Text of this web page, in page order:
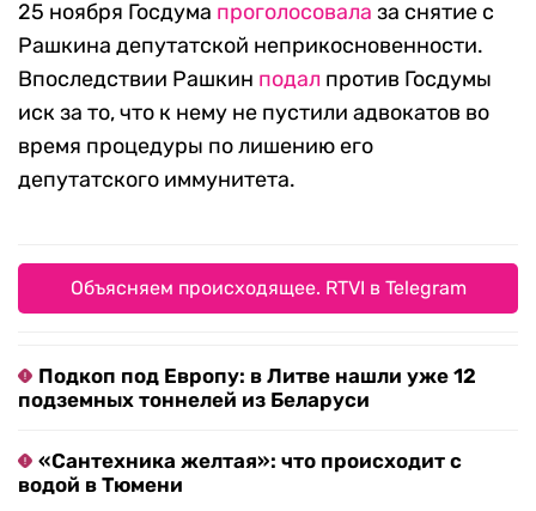
25 ноября Госдума проголосовала за снятие с
Рашкина депутатской неприкосновенности.
Впоследствии Рашкин подал против Госдумы
иск за то, что к нему не пустили адвокатов во
время процедуры по лишению его
депутатского иммунитета.
Объясняем происходящее. RTVI в Telegram
Подкоп под Европу: в Литве нашли уже 12
подземных тоннелей из Беларуси
«Сантехника желтая»: что происходит с
водой в Тюмени